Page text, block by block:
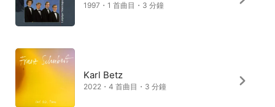
1997・1 首曲目・3 分鐘
Karl Betz
2022・4 首曲目・3 分鐘